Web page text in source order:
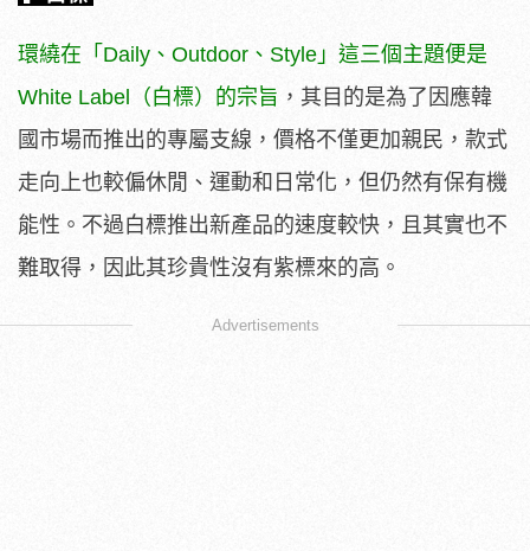
環繞在「Daily、Outdoor、Style」這三個主題便是
White Label（白標）的宗旨 ，其目的是為了因應韓
國市場而推出的專屬支線，價格不僅更加親民，款式
走向上也較偏休閒、運動和日常化，但仍然有保有機
能性。不過白標推出新產品的速度較快，且其實也不
難取得，因此其珍貴性沒有紫標來的高。
Advertisements